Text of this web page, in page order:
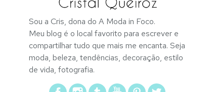
Sou a Cris, dona do A Moda in Foco.
Meu blog é o local favorito para escrever e
compartilhar tudo que mais me encanta. Seja
moda, beleza, tendências, decoração, estilo
de vida, fotografia.